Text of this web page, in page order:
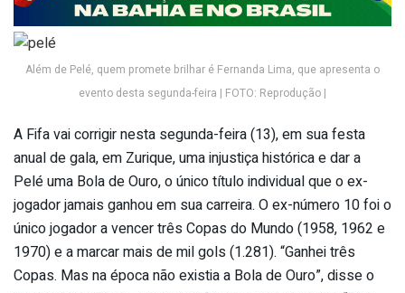
Além de Pelé, quem promete brilhar é Fernanda Lima, que apresenta o
evento desta segunda-feira | FOTO: Reprodução |
A Fifa vai corrigir nesta segunda-feira (13), em sua festa
anual de gala, em Zurique, uma injustiça histórica e dar a
Pelé uma Bola de Ouro, o único título individual que o ex-
jogador jamais ganhou em sua carreira. O ex-número 10 foi o
único jogador a vencer três Copas do Mundo (1958, 1962 e
1970) e a marcar mais de mil gols (1.281). “Ganhei três
Copas. Mas na época não existia a Bola de Ouro”, disse o